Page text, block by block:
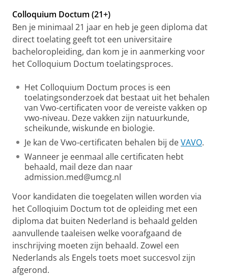
Colloquium Doctum (21+)
Ben je minimaal 21 jaar en heb je geen diploma dat
direct toelating geeft tot een universitaire
bacheloropleiding, dan kom je in aanmerking voor
het Colloquium Doctum toelatingsproces.
Het Colloquium Doctum proces is een
toelatingsonderzoek dat bestaat uit het behalen
van Vwo-certificaten voor de vereiste vakken op
vwo-niveau. Deze vakken zijn natuurkunde,
scheikunde, wiskunde en biologie.
Je kan de Vwo-certificaten behalen bij deVAVO.
Wanneer je eenmaal alle certificaten hebt
behaald, mail deze dan naar
admission.med@umcg.nl
Voor kandidaten die toegelaten willen worden via
het Colloqiuim Doctum tot de opleiding met een
diploma dat buiten Nederland is behaald gelden
aanvullende taaleisen welke voorafgaand de
inschrijving moeten zijn behaald. Zowel een
Nederlands als Engels toets moet succesvol zijn
afgerond.